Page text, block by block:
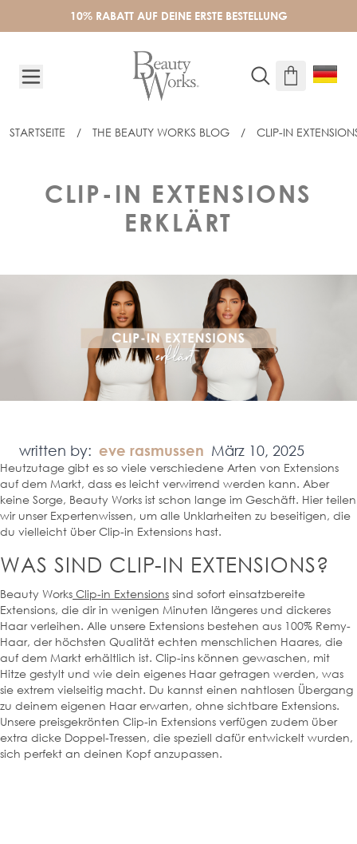
10% RABATT AUF DEINE ERSTE BESTELLUNG
STARTSEITE / THE BEAUTY WORKS BLOG / CLIP-IN
CLIP-IN EXTENSIONS
ERKLÄRT
written by: eve rasmussen März 10, 2025
Heutzutage gibt es so viele verschiedene Arten von Extensions
auf dem Markt, dass es leicht verwirrend werden kann. Aber
keine Sorge, Beauty Works ist schon lange im Geschäft. Hier teilen
wir unser Expertenwissen, um alle Unklarheiten zu beseitigen, die
du vielleicht über Clip-in Extensions hast.
WAS SIND CLIP-IN EXTENSIONS?
Beauty Works Clip-in Extensions sind sofort einsatzbereite
Extensions, die dir in wenigen Minuten längeres und dickeres
Haar verleihen. Alle unsere Extensions bestehen aus 100% Remy-
Haar, der höchsten Qualität echten menschlichen Haares, die
auf dem Markt erhältlich ist. Clip-ins können gewaschen, mit
Hitze gestylt und wie dein eigenes Haar getragen werden, was
sie extrem vielseitig macht. Du kannst einen nahtlosen Übergang
zu deinem eigenen Haar erwarten, ohne sichtbare Extensions.
Unsere preisgekrönten Clip-in Extensions verfügen zudem über
extra dicke Doppel-Tressen, die speziell dafür entwickelt wurden,
sich perfekt an deinen Kopf anzupassen.